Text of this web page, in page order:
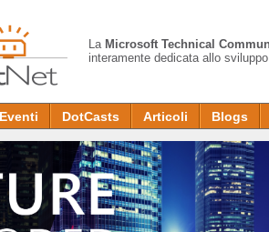
La Microsoft Technical
interamente dedicata allo
Eventi DotCasts Articoli Blogs